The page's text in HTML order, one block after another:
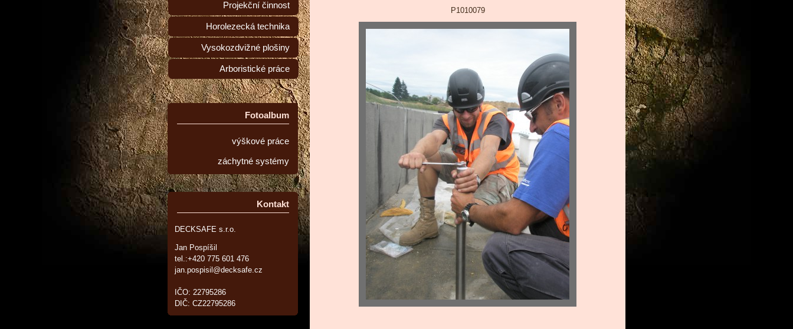
P1010079
Projekční činnost
Horolezecká technika
Vysokozdvižné plošiny
Arboristické práce
Fotoalbum
výškové práce
záchytné systémy
Kontakt
DECKSAFE s.r.o.
Jan Pospíšil
tel.:+420 775 601 476
jan.pospisil@decksafe.cz
IČO: 22795286
DIČ: CZ22795286